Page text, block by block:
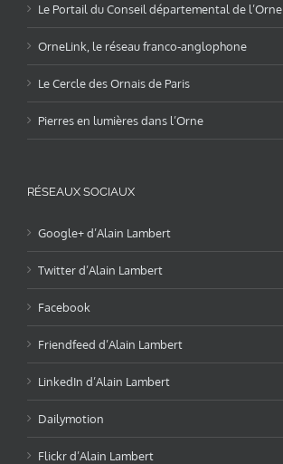
Le Portail du Conseil départemental de l’Orne
OrneLink, le réseau franco-anglophone
Le Cercle des Ornais de Paris
Pierres en lumières dans l’Orne
RÉSEAUX SOCIAUX
Google+ d’Alain Lambert
Twitter d’Alain Lambert
Facebook
Friendfeed d’Alain Lambert
LinkedIn d’Alain Lambert
Dailymotion
Flickr d’Alain Lambert